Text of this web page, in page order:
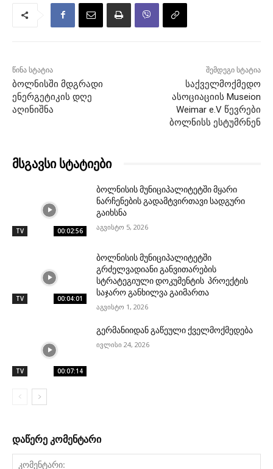
წინა სტატია
ბოლნისში მდგრადი
ენერგეტიკის დღე
აღინიშნა
შემდეგი სტატია
საქველმოქმედო
ასოციაციის Museion
Weimar e.V წევრები
ბოლნისს ესტუმრნენ
მსგავსი სტატიები
TV 00:02:56
ბოლნისის მუნიციპალიტეტში მყარი
ნარჩენების გადამტვირთავი სადგური
გაიხსნა
აგვისტო 5, 2026
TV 00:04:01
ბოლნისის მუნიციპალიტეტში
გრძელვადიანი განვითარების
სტრატეგიული დოკუმენტის პროექტის
საჯარო განხილვა გაიმართა
აგვისტო 1, 2026
TV 00:07:14
გერმანიიდან გაწეული ქველმოქმედება
ივლისი 24, 2026
დაწერე კომენტარი